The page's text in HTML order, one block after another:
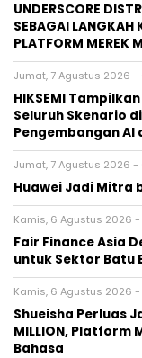
UNDERSCORE
SEBAGAI LANGKAH
PLATFORM MEREK
Jumat, 7 Agustus 2026 -
HIKSEMI
Seluruh Skenario
Pengembangan AI
Jumat, 7 Agustus 2026 -
Huawei Jadi Mitra
Kamis, 6 Agustus 2026 -
Fair Finance Asia
untuk Sektor Batu
Kamis, 6 Agustus 2026 -
Shueisha Perluas
MILLION, Platform
Bahasa